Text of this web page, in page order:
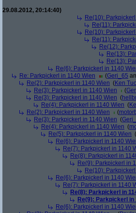
29.08.2012, 20:14:40)
Re(10):
Re(11):
Re(10):
Re(11):
Re(12):
Re(13):
Re(13):
Re(6): Parkpickerl in 1140
Re: Parkpickerl in 1140 Wien
(Geri_65
Re(2): Parkpickerl in 1140 Wien (Ken
Re(3): Parkpickerl in 1140 Wien
(
Re(3): Parkpickerl in 1140 Wien (
Re(4): Parkpickerl in 1140 Wien (
Re(2): Parkpickerl in 1140 Wien
(
Re(3): Parkpickerl in 1140 Wien (
Re(4): Parkpickerl in 1140 Wien (
Re(5): Parkpickerl in 1140 Wien (
Re(6): Parkpickerl in 1140
Re(7): Parkpickerl in 1140
Re(8): Parkpickerl in
Re(9): Parkpickerl in
Re(10):
Re(6): Parkpickerl in 1140
Re(7): Parkpickerl in 1140
Re(8): Parkpickerl in
Re(9): Parkpickerl in
Re(6): Parkpickerl in 1140